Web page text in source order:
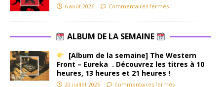
6 août 2026 Commentaires fermés
ALBUM DE LA SEMAINE
[Album de la semaine] The Western
Front – Eureka . Découvrez les titres à 10
heures, 13 heures et 21 heures !
20 juillet 2026 Commentaires fermés